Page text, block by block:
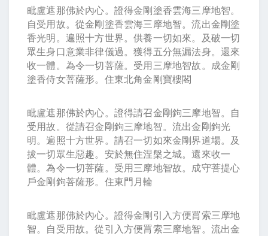
毗盧遮那佛於內心。證得金剛塗香雲海三摩地智。
自受用故。從金剛塗香雲海三摩地智。流出金剛塗
香光明。遍照十方世界。供養一切如來。及破一切
眾生身口意業非律儀過。獲得五分無漏法身。還來
收一體。為令一切菩薩。受用三摩地智故。成金剛
塗香侍女菩薩形。住東北角金剛寶樓閣
毗盧遮那佛於內心。證得請召金剛鉤三摩地智。自
受用故。從請召金剛鉤三摩地智。流出金剛鉤光
明。遍照十方世界。請召一切如來金剛界道場。及
拔一切眾生惡趣。安於無住涅槃之城。還來收一
體。為令一切菩薩。受用三摩地智故。成守菩提心
戶金剛鉤菩薩形。住東門月輪
毗盧遮那佛於內心。證得金剛引入方便罥索三摩地
智。自受用故。從引入方便罥索三摩地智。流出金